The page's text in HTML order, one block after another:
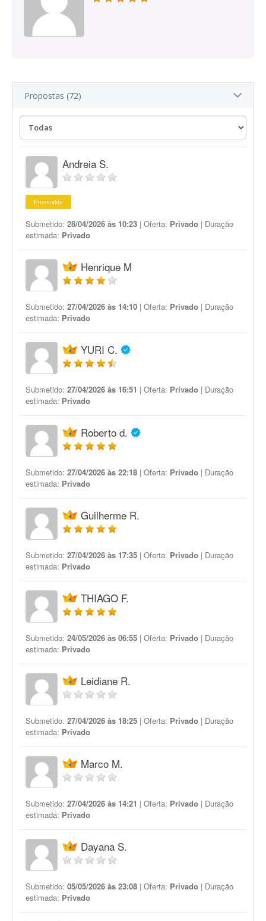
Propostas (72)
Andreia S.
Promovida
Submetido: 28/04/2026 às 10:23 | Oferta: Privado | Duração
estimada: Privado
Henrique M
Submetido: 27/04/2026 às 14:10 | Oferta: Privado | Duração
estimada: Privado
YURI C.
Submetido: 27/04/2026 às 16:51 | Oferta: Privado | Duração
estimada: Privado
Roberto d.
Submetido: 27/04/2026 às 22:18 | Oferta: Privado | Duração
estimada: Privado
Guilherme R.
Submetido: 27/04/2026 às 17:35 | Oferta: Privado | Duração
estimada: Privado
THIAGO F.
Submetido: 24/05/2026 às 06:55 | Oferta: Privado | Duração
estimada: Privado
Leidiane R.
Submetido: 27/04/2026 às 18:25 | Oferta: Privado | Duração
estimada: Privado
Marco M.
Submetido: 27/04/2026 às 14:21 | Oferta: Privado | Duração
estimada: Privado
Dayana S.
Submetido: 05/05/2026 às 23:08 | Oferta: Privado | Duração
estimada: Privado